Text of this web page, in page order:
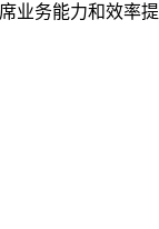
业务能力和效率提